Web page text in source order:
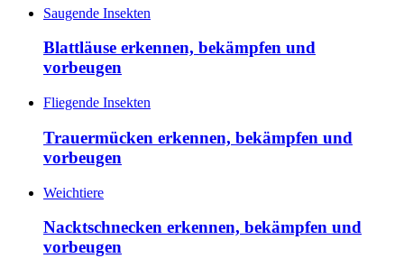
Saugende Insekten
Blattläuse erkennen, bekämpfen und
vorbeugen
Fliegende Insekten
Trauermücken erkennen, bekämpfen und
vorbeugen
Weichtiere
Nacktschnecken erkennen, bekämpfen und
vorbeugen